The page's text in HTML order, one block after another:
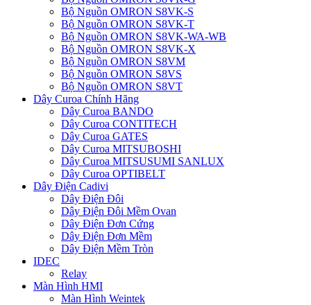
Bộ Nguồn OMRON S8VK-S
Bộ Nguồn OMRON S8VK-T
Bộ Nguồn OMRON S8VK-WA-WB
Bộ Nguồn OMRON S8VK-X
Bộ Nguồn OMRON S8VM
Bộ Nguồn OMRON S8VS
Bộ Nguồn OMRON S8VT
Dây Curoa Chính Hãng
Dây Curoa BANDO
Dây Curoa CONTITECH
Dây Curoa GATES
Dây Curoa MITSUBOSHI
Dây Curoa MITSUSUMI SANLUX
Dây Curoa OPTIBELT
Dây Điện Cadivi
Dây Điện Đôi
Dây Điện Đôi Mềm Ovan
Dây Điện Đơn Cứng
Dây Điện Đơn Mềm
Dây Điện Mềm Tròn
IDEC
Relay
Màn Hình HMI
Màn Hình Weintek